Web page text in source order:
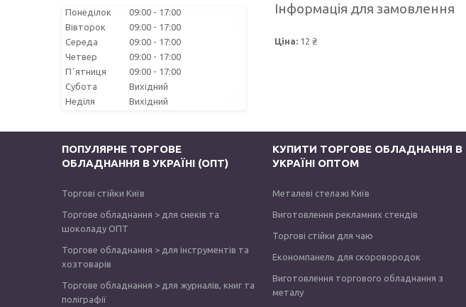
Інформація для замовлення
Ціна: 12 ₴
Понеділок 09:00
17:00
Вівторок
09:00
17:00
Середа
09:00
17:00
Четвер
09:00
17:00
Пʼятниця
09:00
17:00
Субота
Вихідний
Неділя
Вихідний
ПОПУЛЯРНЕ ТОРГОВЕ
ОБЛАДНАННЯ В УКРАЇНІ (ОПТ)
Торгові стійки Київ
Торгове обладнання > для снеків та
шоколаду ОПТ
Торгове обладнання > для інструментів та
хозтоварів
Торгове обладнання > для журналів, книг та
поліграфії
КУПИТИ ТОРГОВЕ ОБЛАДНАННЯ В
УКРАЇНІ ОПТОМ
Металеві стелажі Київ
Виготовлення рекламних стендів
Торгові стійки для чаю
Економпанель для скоровородок
Виготовлення торгового обладнання з
металу